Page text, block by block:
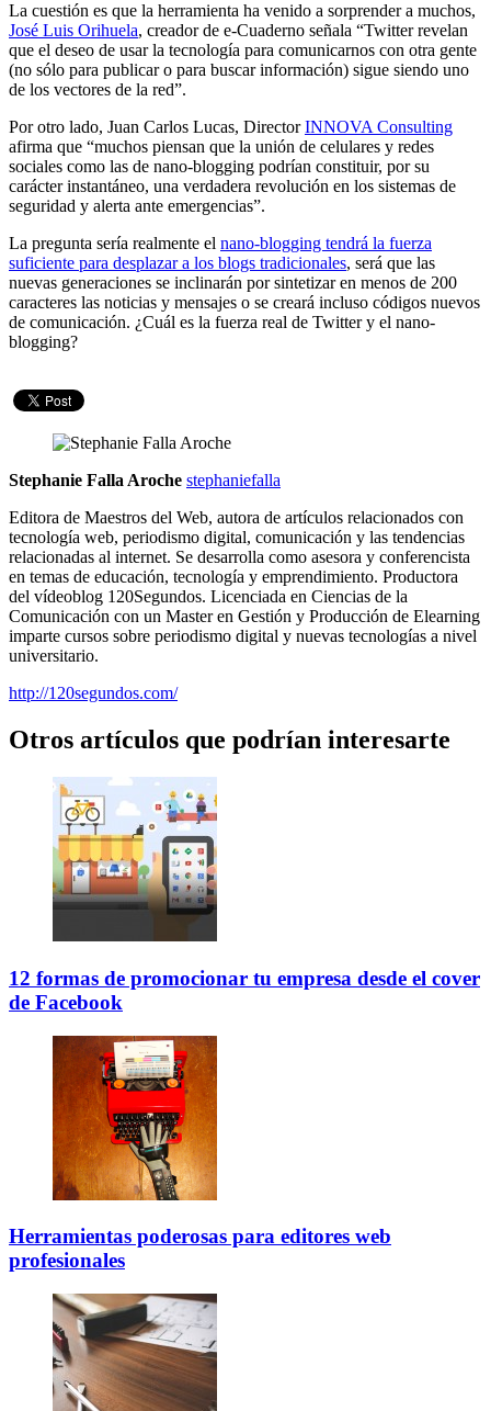
La cuestión es que la herramienta ha venido a sorprender a muchos,
José Luis Orihuela, creador de e-Cuaderno señala “Twitter revelan
que el deseo de usar la tecnología para comunicarnos con otra gente
(no sólo para publicar o para buscar información) sigue siendo uno
de los vectores de la red”.
Por otro lado, Juan Carlos Lucas, DirectorINNOVA Consulting
afirma que “muchos piensan que la unión de celulares y redes
sociales como las de nano-blogging podrían constituir, por su
carácter instantáneo, una verdadera revolución en los sistemas de
seguridad y alerta ante emergencias”.
La pregunta sería realmente el nano-blogging tendrá la fuerza
suficiente para desplazar a los blogs tradicionales, será que las
nuevas generaciones se inclinarán por sintetizar en menos de 200
caracteres las noticias y mensajes o se creará incluso códigos nuevos
de comunicación. ¿Cuál es la fuerza real de Twitter y el nano-
blogging?
Stephanie Falla Aroche stephaniefalla
Editora de Maestros del Web, autora de artículos relacionados con
tecnología web, periodismo digital, comunicación y las tendencias
relacionadas al internet. Se desarrolla como asesora y conferencista
en temas de educación, tecnología y emprendimiento. Productora
del vídeoblog 120Segundos. Licenciada en Ciencias de la
Comunicación con un Master en Gestión y Producción de Elearning
imparte cursos sobre periodismo digital y nuevas tecnologías a nivel
universitario.
http://120segundos.com/
Otros artículos que podrían interesarte
12 formas de promocionar tu empresa desde el cover
de Facebook
Herramientas poderosas para editores web
profesionales